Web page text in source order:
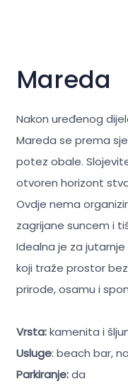
Mareda
Nakon uređenog
Mareda se prema
potez obale.
otvoren horizont
Ovdje nema
zagrijane suncem i
Idealna je za
koji traže prostor
prirode, osamu i
Vrsta:kamenita i
Usluge: beach bar,
Parkiranje:da